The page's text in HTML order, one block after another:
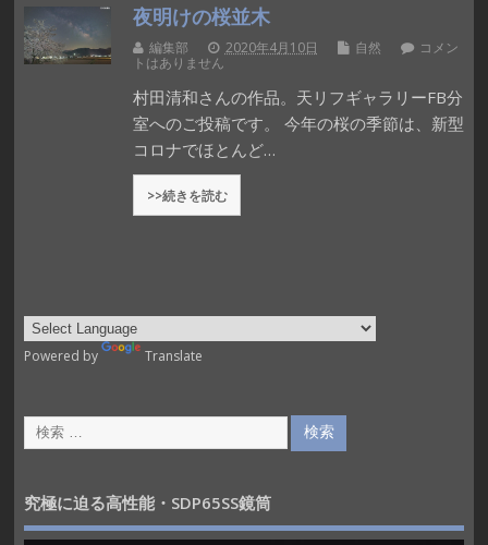
夜明けの桜並木
編集部 2020年4月10日 自然
コメン
トはありません
村田清和さんの作品。天リフギャラリーFB分
室へのご投稿です。 今年の桜の季節は、新型
コロナでほとんど…
>>続きを読む
Powered by Translate
究極に迫る高性能・SDP65SS鏡筒